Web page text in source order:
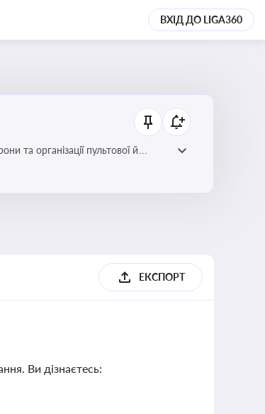
ВХІД ДО LIGA360
та організації пультової й
ЕКСПОРТ
Ви дізнаєтесь: